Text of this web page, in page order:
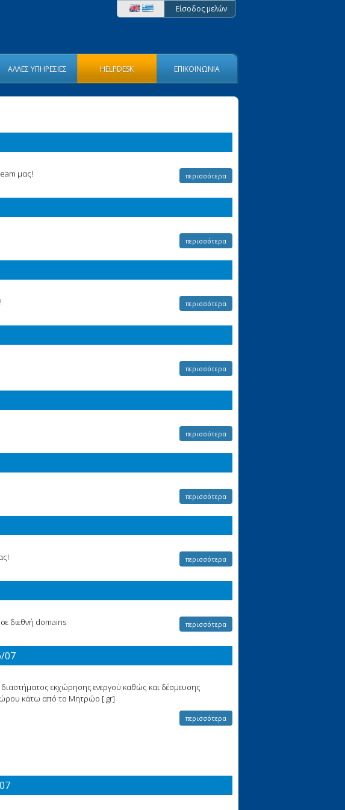
Είσοδος μελών
ΑΛΛΕΣ ΥΠΗΡΕΣΙΕΣ HELPDESK ΕΠΙΚΟΙΝΩΝΙΑ
μας! περισσότερα
περισσότερα
περισσότερα
περισσότερα
περισσότερα
περισσότερα
περισσότερα
διεθνή domains περισσότερα
07
εκχώρησης ενεργού καθώς και δέσμευσης
κάτω από το Μητρώο [.gr]
περισσότερα